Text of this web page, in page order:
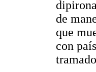
de
que
con